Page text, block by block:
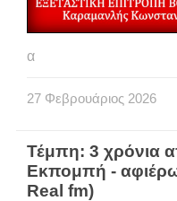
α
27 Φεβρουάριος 2026
Τέμπη: 3 χρόνια
Εκπομπή -
Real fm)